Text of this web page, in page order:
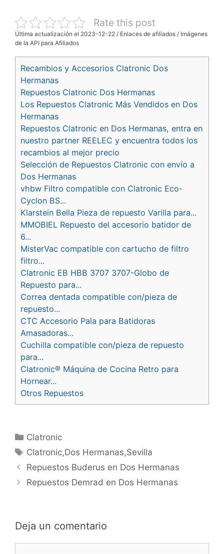
Rate this post
Última actualización el 2023-12-22 / Enlaces de afiliados / Imágenes
de la API para Afiliados
Recambios y Accesorios Clatronic Dos
Hermanas
Repuestos Clatronic Dos Hermanas
Los Repuestos Clatronic Más Vendidos en Dos
Hermanas
Repuestos Clatronic en Dos Hermanas, entra en
nuestro partner REELEC y encuentra todos los
recambios al mejor precio
Selección de Repuestos Clatronic con envío a
Dos Hermanas
vhbw Filtro compatible con Clatronic Eco-
Cyclon BS...
Klarstein Bella Pieza de repuesto Varilla para...
MMOBIEL Repuesto del accesorio batidor de
6...
MisterVac compatible con cartucho de filtro
filtro...
Clatronic EB HBB 3707 3707-Globo de
Repuesto para...
Correa dentada compatible con/pieza de
repuesto...
CTC Accesorio Pala para Batidoras
Amasadoras...
Cuchilla compatible con/pieza de repuesto
para...
Clatronic® Máquina de Cocina Retro para
Hornear...
Otros Repuestos
Categorías
Clatronic
Etiquetas
Clatronic,Dos Hermanas,Sevilla
Navegación
de
entradas
Repuestos Buderus en Dos Hermanas
Repuestos Demrad en Dos Hermanas
Deja un comentario